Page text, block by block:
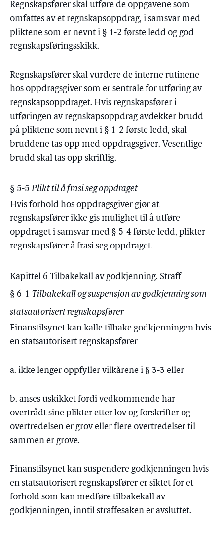
Regnskapsfører skal utføre de oppgavene som
omfattes av et regnskapsoppdrag, i samsvar med
pliktene som er nevnt i § 1-2 første ledd og god
regnskapsføringsskikk.
Regnskapsfører skal vurdere de interne rutinene
hos oppdragsgiver som er sentrale for utføring av
regnskapsoppdraget. Hvis regnskapsfører i
utføringen av regnskapsoppdrag avdekker brudd
på pliktene som nevnt i § 1-2 første ledd, skal
bruddene tas opp med oppdragsgiver. Vesentlige
brudd skal tas opp skriftlig.
§ 5-5 Plikt til å frasi seg oppdraget
Hvis forhold hos oppdragsgiver gjør at
regnskapsfører ikke gis mulighet til å utføre
oppdraget i samsvar med § 5-4 første ledd, plikter
regnskapsfører å frasi seg oppdraget.
Kapittel 6 Tilbakekall av godkjenning. Straff
§ 6-1 Tilbakekall og suspensjon av godkjenning som
statsautorisert regnskapsfører
Finanstilsynet kan kalle tilbake godkjenningen hvis
en statsautorisert regnskapsfører
a. ikke lenger oppfyller vilkårene i § 3-3 eller
b. anses uskikket fordi vedkommende har
overtrådt sine plikter etter lov og forskrifter og
overtredelsen er grov eller flere overtredelser til
sammen er grove.
Finanstilsynet kan suspendere godkjenningen hvis
en statsautorisert regnskapsfører er siktet for et
forhold som kan medføre tilbakekall av
godkjenningen, inntil straffesaken er avsluttet.